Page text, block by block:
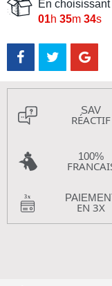
En choisissant
01h 35m 33s
SAV
RÉACTIF
100%
EN 3X